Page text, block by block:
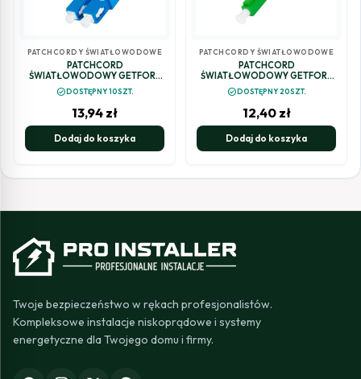
PATCHCORDY ŚWIATŁOWODOWE
PATCHCORD
ŚWIATŁOWODOWY GETFORT
SM SC/UPC-LC/UPC DUPLEX 1M
check_circleDOSTĘPNY 10SZT.
13,94 zł
Dodaj do koszyka
PATCHCORDY ŚWIATŁOWODOWE
PATCHCORD
ŚWIATŁOWODOWY GETFORT
SM LC/APC-LC/APC SIMPLEX 5M
check_circleDOSTĘPNY 20SZT.
12,40 zł
Dodaj do koszyka
Twoje bezpieczeństwo w rękach profesjonalistów.
Kompleksowe instalacje niskoprądowe i systemy
energetyczne dla Twojego domu i firmy.